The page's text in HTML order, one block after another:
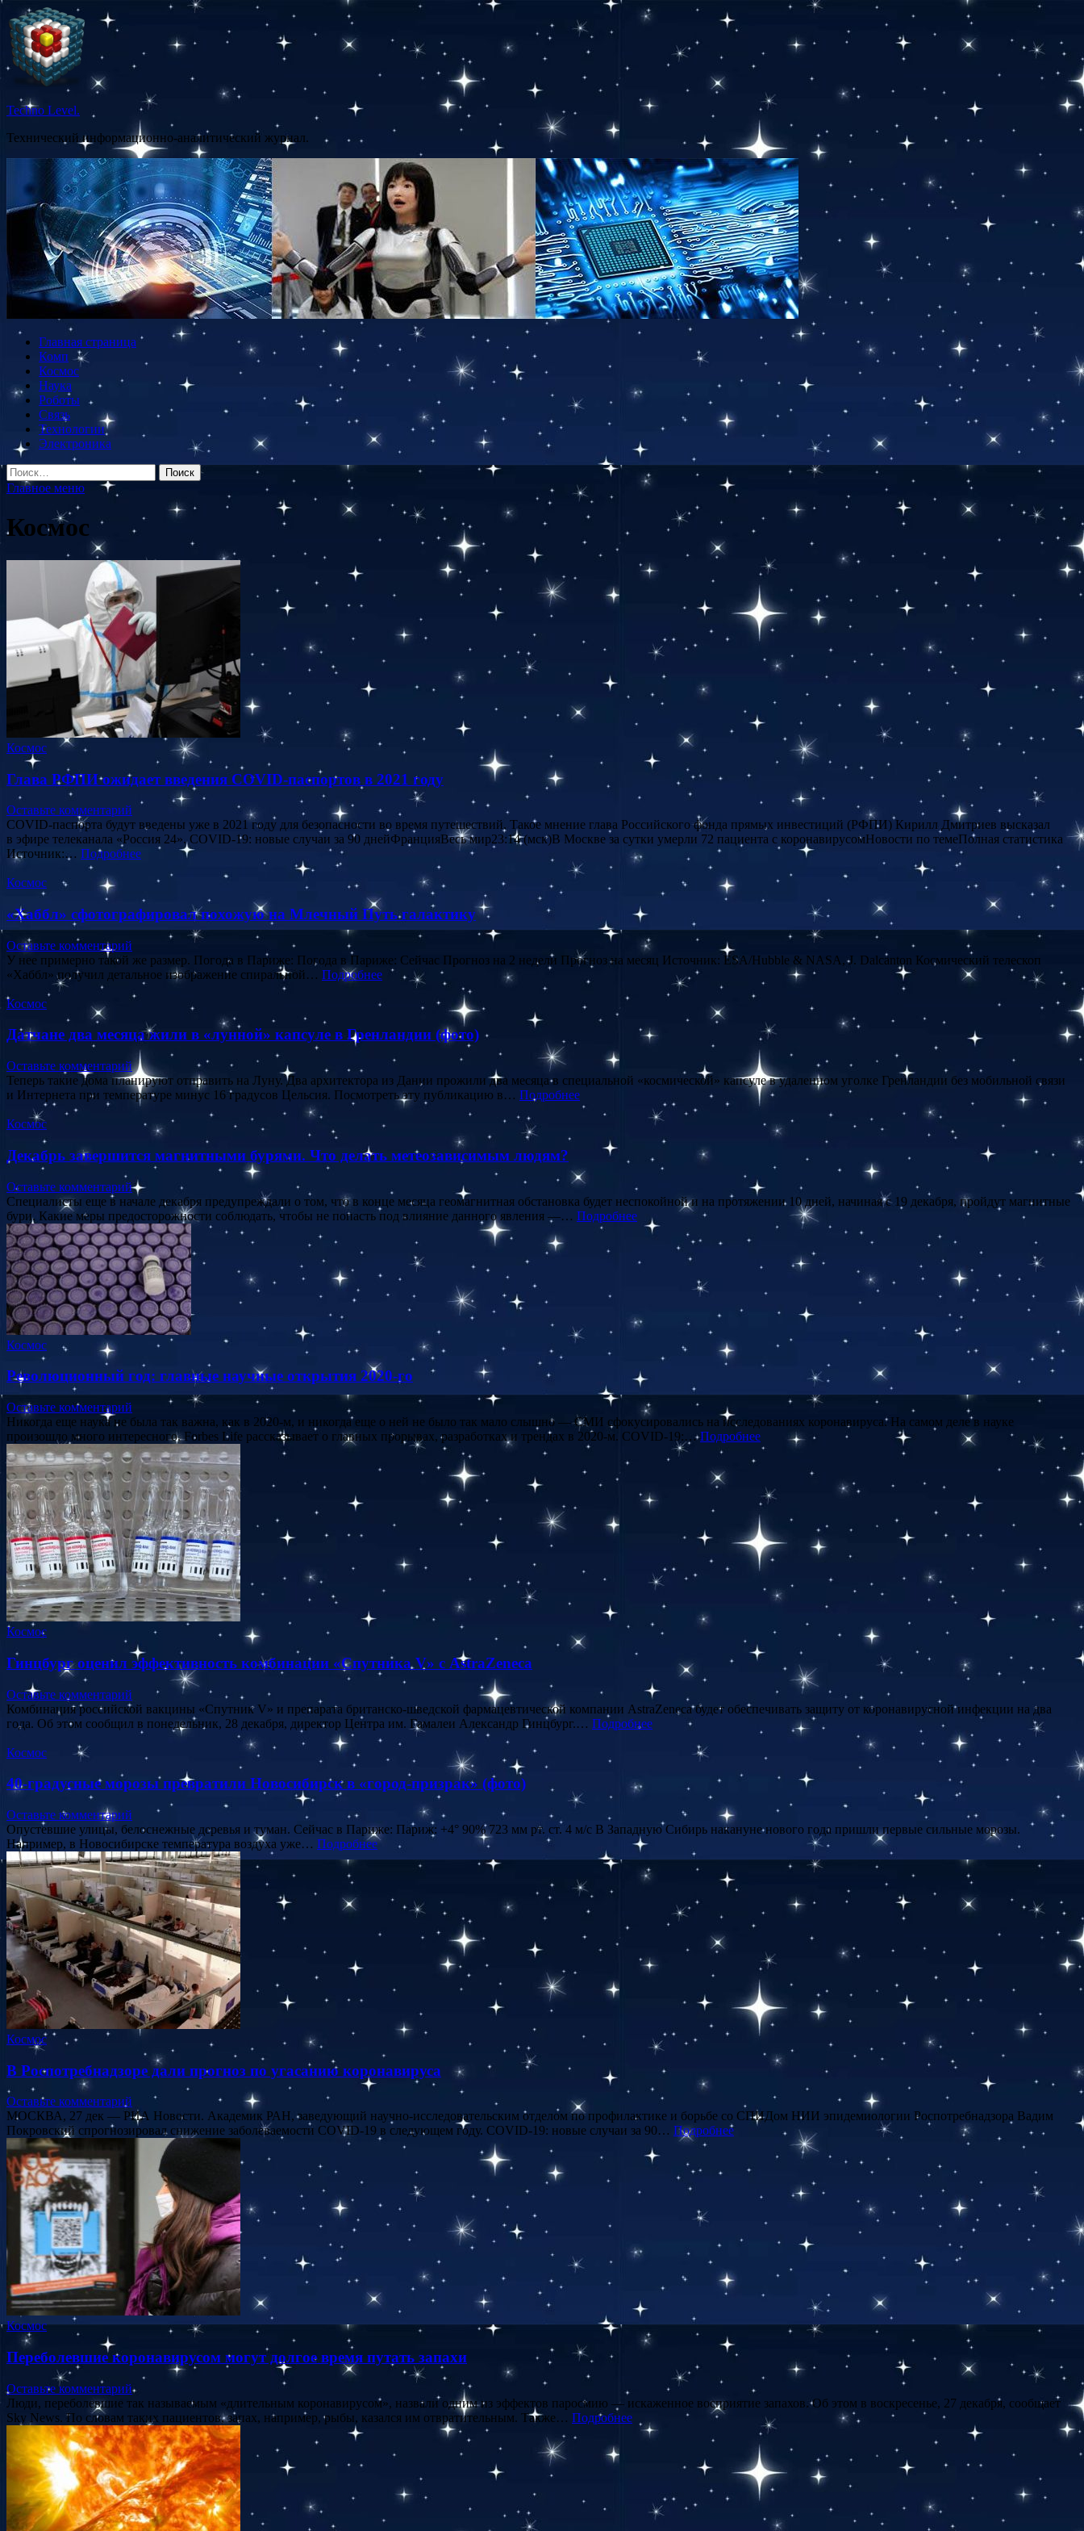
Перейти
к
содержимому
Techno Level.
Технический информационно-аналитический журнал.
Главная страница
Комп
Космос
Наука
Роботы
Связь
Технологии
Электроника
Найти:
Главное меню
Космос
Космос
Глава РФПИ ожидает введения COVID-паспортов в 2021 году
Оставьте комментарий
COVID-паспорта будут введены уже в 2021 году для безопасности во время путешествий. Такое мнение глава Российского фонда прямых инвестиций (РФПИ) Кирилл Дмитриев высказал
в эфире телеканала «Россия 24». COVID-19: новые случаи за 90 днейФранцияВесь мир23:14 (мск)В Москве за сутки умерли 72 пациента с коронавирусомНовости по темеПолная статистика
Источник:… Подробнее
Космос
«Хаббл» сфотографировал похожую на Млечный Путь галактику
Оставьте комментарий
У нее примерно такой же размер. Погода в Париже: Погода в Париже: Сейчас Прогноз на 2 недели Прогноз на месяц Источник: ESA/Hubble & NASA, J. Dalcanton Космический телескоп
«Хаббл» получил детальное изображение спиральной… Подробнее
Космос
Датчане два месяца жили в «лунной» капсуле в Гренландии (фото)
Оставьте комментарий
Теперь такие дома планируют отправить на Луну. Два архитектора из Дании прожили два месяца в специальной «космической» капсуле в удаленном уголке Гренландии без мобильной связи
и Интернета при температуре минус 16 градусов Цельсия. Посмотреть эту публикацию в… Подробнее
Космос
Декабрь завершится магнитными бурями. Что делать метеозависимым людям?
Оставьте комментарий
Специалисты еще в начале декабря предупреждали о том, что в конце месяца геомагнитная обстановка будет неспокойной и на протяжении 10 дней, начиная с 19 декабря, пройдут магнитные
бури. Какие меры предосторожности соблюдать, чтобы не попасть под влияние данного явления —… Подробнее
Космос
Революционный год: главные научные открытия 2020-го
Оставьте комментарий
Никогда еще наука не была так важна, как в 2020-м, и никогда еще о ней не было так мало слышно — СМИ сфокусировались на исследованиях коронавируса. На самом деле в науке
произошло много интересного. Forbes Life рассказывает о главных прорывах, разработках и трендах в 2020-м. COVID-19:…Подробнее
Космос
Гинцбург оценил эффективность комбинации «Спутника V» с AstraZeneca
Оставьте комментарий
Комбинация российской вакцины «Спутник V» и препарата британско-шведской фармацевтической компании AstraZeneca будет обеспечивать защиту от коронавирусной инфекции на два
года. Об этом сообщил в понедельник, 28 декабря, директор Центра им. Гамалеи Александр Гинцбург.… Подробнее
Космос
40-градусные морозы превратили Новосибирск в «город-призрак» (фото)
Оставьте комментарий
Опустевшие улицы, белоснежные деревья и туман. Сейчас в Париже: Париж: +4° 90% 723 мм рт. ст. 4 м/с В Западную Сибирь накануне нового года пришли первые сильные морозы.
Например, в Новосибирске температура воздуха уже… Подробнее
Космос
В Роспотребнадзоре дали прогноз по угасанию коронавируса
Оставьте комментарий
МОСКВА, 27 дек — РИА Новости. Академик РАН, заведующий научно-исследовательским отделом по профилактике и борьбе со СПИДом НИИ эпидемиологии Роспотребнадзора Вадим
Покровский спрогнозировал снижение заболеваемости COVID-19 в следующем году. COVID-19: новые случаи за 90… Подробнее
Космос
Переболевшие коронавирусом могут долгое время путать запахи
Оставьте комментарий
Люди, переболевшие так называемым «длительным коронавирусом», назвали одним из эффектов паросмию — искаженное восприятие запахов. Об этом в воскресенье, 27 декабря, сообщает
Sky News. По словам таких пациентов, запах, например, рыбы, казался им отвратительным. Также… Подробнее